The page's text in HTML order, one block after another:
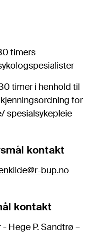
timers
timer i henhold til
for
spesialsykepleie
kontakt
bup.no
kontakt
Hege P. Sandtrø –